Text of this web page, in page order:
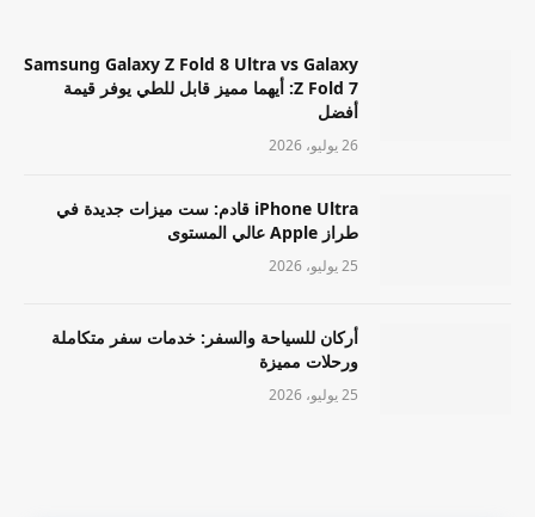
Samsung Galaxy Z Fold 8 Ultra vs Galaxy
Z Fold 7: أيهما مميز قابل للطي يوفر قيمة
أفضل
26 يوليو، 2026
iPhone Ultra قادم: ست ميزات جديدة في
طراز Apple عالي المستوى
25 يوليو، 2026
أركان للسياحة والسفر: خدمات سفر متكاملة
ورحلات مميزة
25 يوليو، 2026